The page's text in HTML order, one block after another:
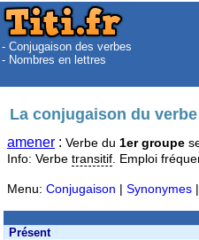
- Conjugaison des verbes
- Nombres en lettres
La conjugaison du
amener : Verbe du 1er groupe
Info: Verbe transitif . Emploi
Menu: Conjugaison | Synonymes |
Présent